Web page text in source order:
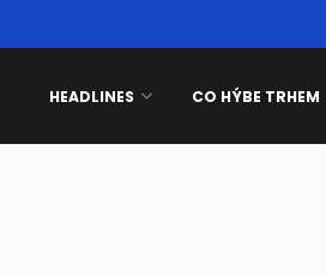
HEADLINES CO HÝBE TRHEM